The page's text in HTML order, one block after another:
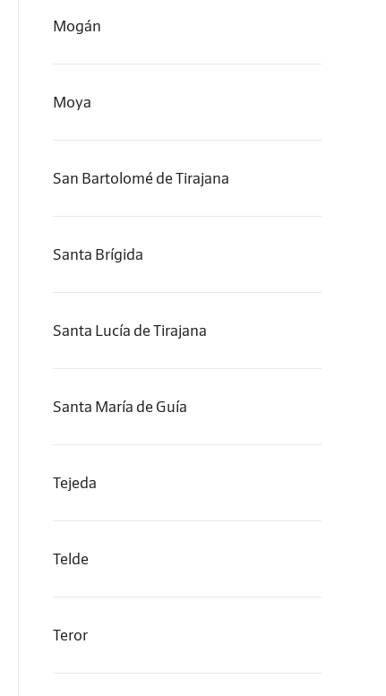
Mogán
Moya
San Bartolomé de Tirajana
Santa Brígida
Santa Lucía de Tirajana
Santa María de Guía
Tejeda
Telde
Teror